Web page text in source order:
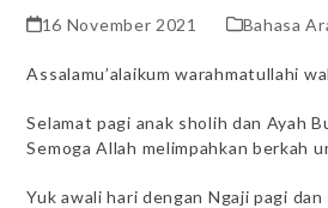
16 November 2021 Bahasa
Assalamu’alaikum warahmatullahi
Selamat pagi anak sholih dan Ayah
Semoga Allah melimpahkan berkah
Yuk awali hari dengan Ngaji pagi